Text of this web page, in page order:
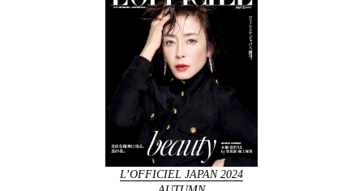
L’OFFICIEL JAPAN 2024